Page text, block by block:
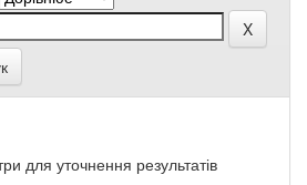
для уточнення результатів